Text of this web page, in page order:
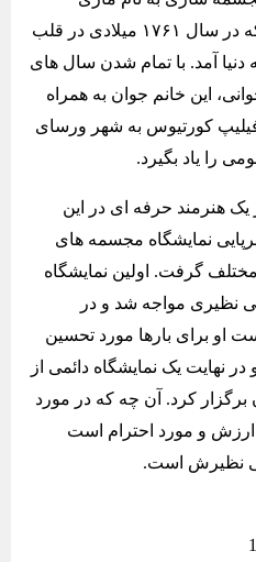
گروشوتس استراسبورگ بود که در سال ۱۷۶۱ میلادی در قلب
آمد. با تمام شدن سال های
این خانم جوان به همراه
کورتیوس به شهر ورسای
را یاد بگیرد.
دیگر یک هنرمند حرفه ای در این
نمایشگاه مجسمه های
گرفت. اولین نمایشگاه
نظیری مواجه شد و در
او برای بارها مورد تحسین
نهایت یک نمایشگاه دائمی از
کرد. آن چه که در مورد
و مورد احترام است
نظیرش است.